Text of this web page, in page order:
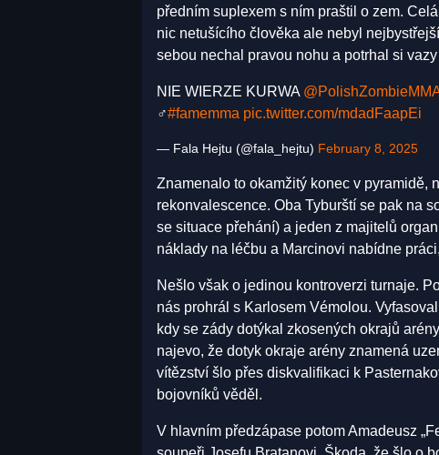
předním suplexem s ním praštil o zem.
nic netušícího člověka ale nebyl
sebou nechal pravou nohu a potrhal si
NIE WIERZE KURWA
‍♂️#famemma pic.twitter.com/mdadFaapEi
— Fala Hejtu (@fala_hejtu) February 8, 2025
Znamenalo to okamžitý konec v pyramidě,
rekonvalescence. Oba Tyburští se pak na
se situace přehání) a jeden z majitelů
náklady na léčbu a Marcinovi nabídne
Nešlo však o jedinou kontroverzi turnaje.
nás prohrál s Karlosem Vémolou.
kdy se zády dotýkal zkosených okrajů
najevo, že dotyk okraje arény znamená
vítězství šlo přes diskvalifikaci k
bojovníků věděl.
V hlavním předzápase potom Amadeusz